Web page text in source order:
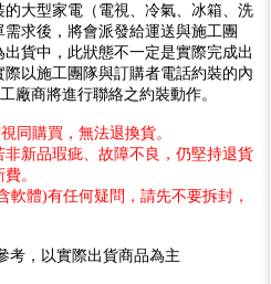
大型家電（電視、冷氣、冰箱、洗
求後，將會派發給運送與施工團
貨中，此狀態不一定是實際完成出
以施工團隊與訂購者電話約裝的內
廠商將進行聯絡之約裝動作。
同購買，無法退換貨。
新品瑕疵、故障不良，仍堅持退貨
。
體)有任何疑問，請先不要拆封，
考，以實際出貨商品為主